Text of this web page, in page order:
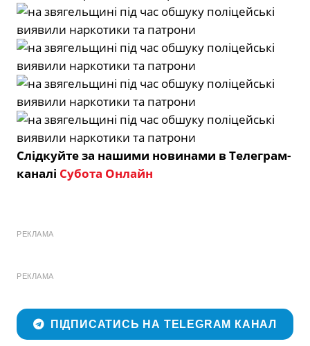
Слідкуйте за нашими новинами в Телеграм-
каналі Субота Онлайн
РЕКЛАМА
РЕКЛАМА
ПІДПИСАТИСЬ НА TELEGRAM КАНАЛ